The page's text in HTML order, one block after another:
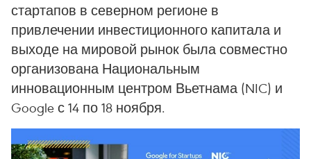
стартапов в северном регионе в
привлечении инвестиционного капитала и
выходе на мировой рынок была совместно
организована Национальным
инновационным центром Вьетнама (NIC) и
Google с 14 по 18 ноября.